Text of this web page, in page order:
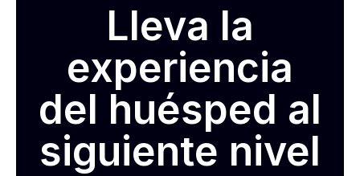
Lleva la
experiencia
del huésped al
siguiente nivel